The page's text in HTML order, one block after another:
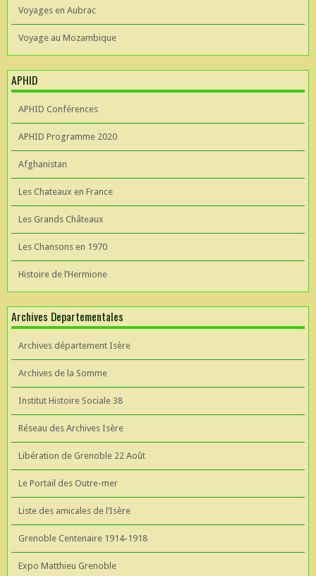
Voyages en Aubrac
Voyage au Mozambique
APHID
APHID Conférences
APHID Programme 2020
Afghanistan
Les Chateaux en France
Les Grands Châteaux
Les Chansons en 1970
Histoire de l’Hermione
Archives Departementales
Archives département Isère
Archives de la Somme
Institut Histoire Sociale 38
Réseau des Archives Isère
Libération de Grenoble 22 Août
Le Portail des Outre-mer
Liste des amicales de l’Isère
Grenoble Centenaire 1914-1918
Expo Matthieu Grenoble